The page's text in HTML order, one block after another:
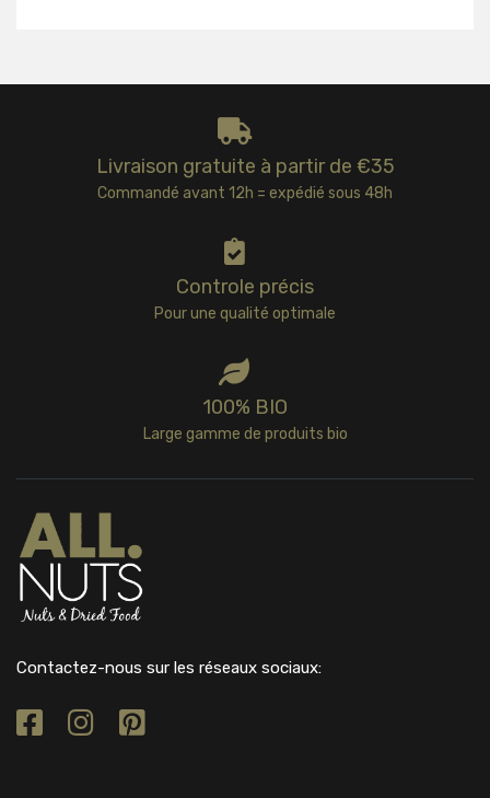
Livraison gratuite à partir de €35
Commandé avant 12h = expédié sous 48h
Controle précis
Pour une qualité optimale
100% BIO
Large gamme de produits bio
Contactez-nous sur les réseaux sociaux: